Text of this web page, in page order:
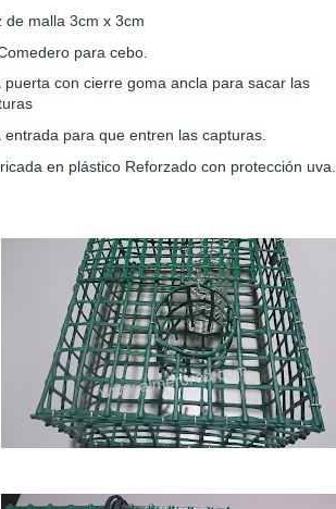
de malla 3cm x 3cm
para cebo.
puerta con cierre goma ancla para sacar las
entrada para que entren las capturas.
en plástico Reforzado con protección uva.